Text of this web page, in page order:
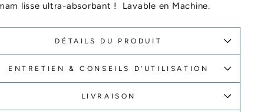
lisse ultra-absorbant ! Lavable en Machine.
DÉTAILS DU PRODUIT
ENTRETIEN & CONSEILS D’UTILISATION
LIVRAISON